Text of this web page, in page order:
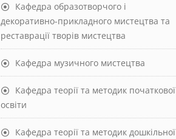
Кафедра образотворчого і
декоративно-прикладного мистецтва та
реставрації творів мистецтва
Кафедра музичного мистецтва
Кафедра теорії та методик початкової
освіти
Кафедра теорії та методик дошкільної